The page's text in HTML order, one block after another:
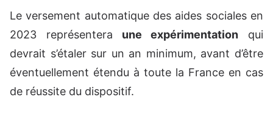
Le versement automatique des aides sociales en
2023 représentera une expérimentation qui
devrait s’étaler sur un an minimum, avant d’être
éventuellement étendu à toute la France en cas
de réussite du dispositif.